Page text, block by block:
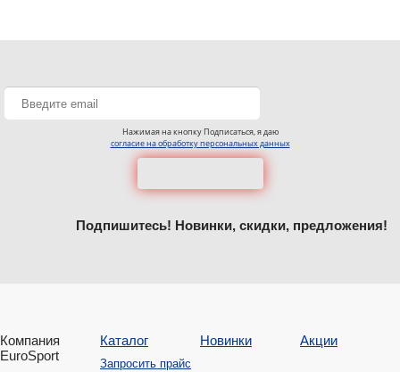
Нажимая на кнопку Подписаться, я даю
согласие на обработку персональных данных
Подпишитесь! Новинки, скидки, предложения!
Компания
EuroSport
Каталог
Запросить прайс
Новинки Акции